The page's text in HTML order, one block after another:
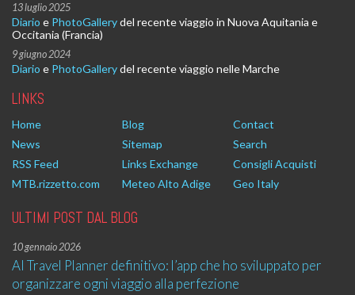
13 luglio 2025
Diario e PhotoGallerydel recente viaggio in Nuova Aquitania e
Occitania (Francia)
9 giugno 2024
Diario e PhotoGallerydel recente viaggio nelle Marche
LINKS
Home Blog
Contact
News
Sitemap
Search
RSS Feed
Links Exchange
Consigli Acquisti
MTB.rizzetto.com
Meteo Alto Adige Geo Italy
ULTIMI POST DAL BLOG
10 gennaio 2026
AI Travel Planner definitivo: l’app che ho sviluppato per
organizzare ogni viaggio alla perfezione